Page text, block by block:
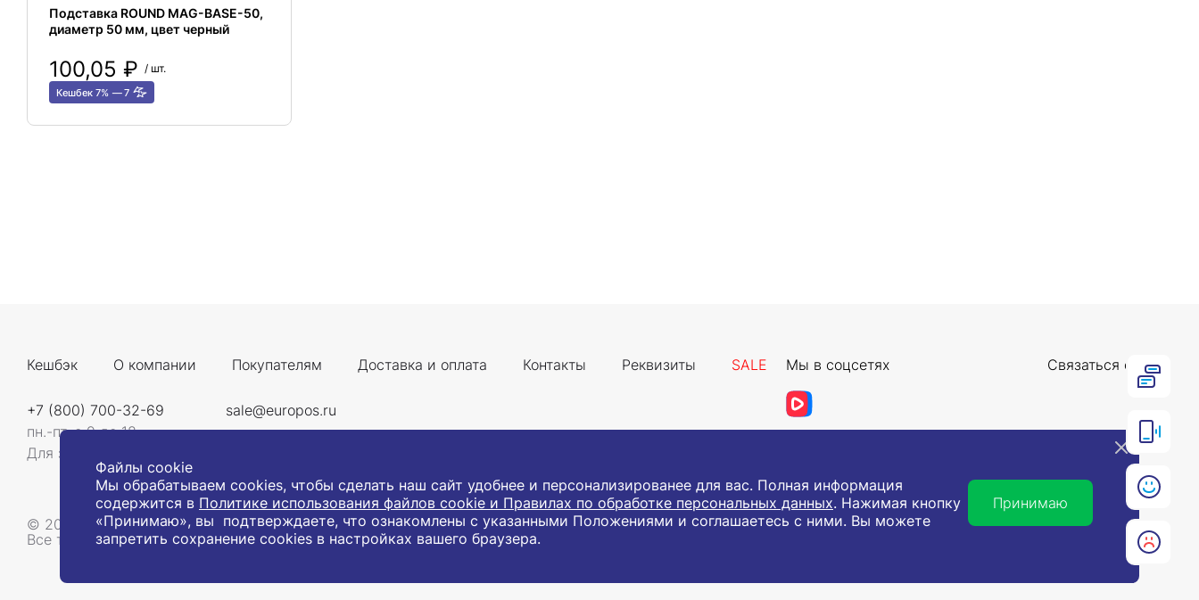
Подставка ROUND MAG-BASE-50,
диаметр 50 мм, цвет черный
100,05 ₽ / шт.
Кешбек 7% 7
Кешбэк О компании Покупателям Доставка и оплата Контакты Реквизиты SALE
+7 (800) 700-32-69
пн.-пт. с 9 до 18
Для звонков со всей России
sale@europos.ru
Мы в соцсетях Связаться с нами
© 2008-2026, Компания «Европос Групп». Все права защищены.
Все товары предназначены для продажи юридическим лицам и индивидуальным предпринимателям с целью использования в хозяйственной деятельности.
Файлы cookie
Мы обрабатываем cookies, чтобы сделать наш сайт удобнее и персонализированее для вас. Полная информация
содержится в Политике использования файлов cookie и Правилах по обработке персональных данных. Нажимая кнопку
«Принимаю», вы подтверждаете, что ознакомлены с указанными Положениями и соглашаетесь с ними. Вы можете
запретить сохранение cookies в настройках вашего браузера.
Принимаю